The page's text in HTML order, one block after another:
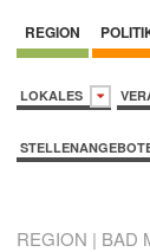
REGION
LOKALES
REGION | BAD